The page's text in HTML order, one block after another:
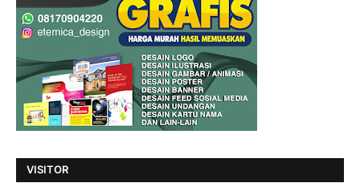
VISITOR